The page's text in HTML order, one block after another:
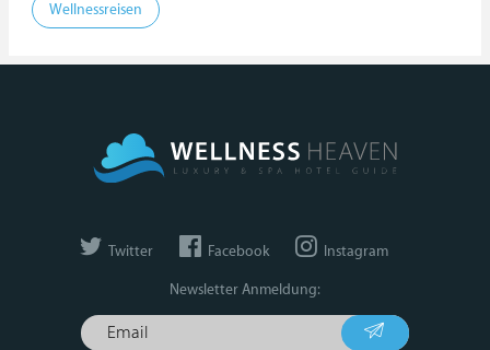
Wellnessreisen
Twitter Facebook Instagram
Newsletter Anmeldung: